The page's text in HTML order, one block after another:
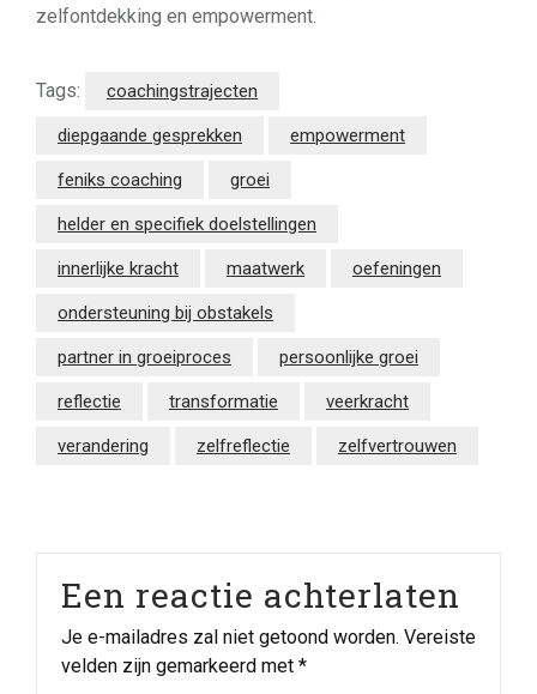
zelfontdekking en empowerment.
Tags: coachingstrajecten
diepgaande gesprekken empowerment
feniks coaching groei
helder en specifiek doelstellingen
innerlijke kracht maatwerk oefeningen
ondersteuning bij obstakels
partner in groeiproces persoonlijke groei
reflectie transformatie veerkracht
verandering zelfreflectie zelfvertrouwen
Een reactie achterlaten
Je e-mailadres zal niet getoond worden. Vereiste
velden zijn gemarkeerd met *